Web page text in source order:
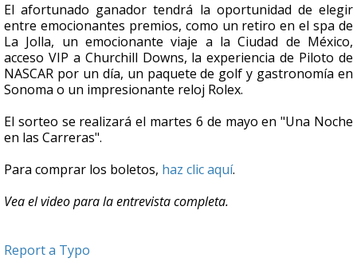
El afortunado ganador tendrá la oportunidad de elegir
entre emocionantes premios, como un retiro en el spa de
La Jolla, un emocionante viaje a la Ciudad de México,
acceso VIP a Churchill Downs, la experiencia de Piloto de
NASCAR por un día, un paquete de golf y gastronomía en
Sonoma o un impresionante reloj Rolex.
El sorteo se realizará el martes 6 de mayo en "Una Noche
en las Carreras".
Para comprar los boletos, haz clic aquí.
Vea el video para la entrevista completa.
Report a Typo